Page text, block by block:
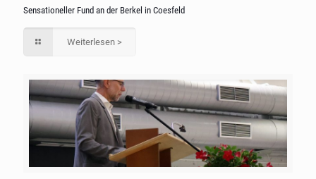
Sensationeller Fund an der Berkel in Coesfeld
Weiterlesen >